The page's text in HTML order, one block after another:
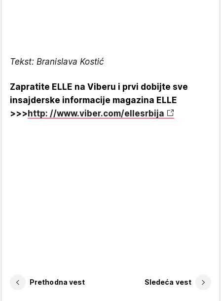
Tekst: Branislava Kostić
Zapratite ELLE na Viberu i prvi dobijte sve
insajderske informacije magazina ELLE
>>>http: //www.viber.com/ellesrbija
Prethodna vest Sledeća vest